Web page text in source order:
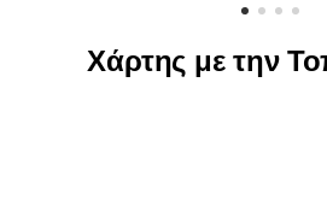
Χάρτης με την